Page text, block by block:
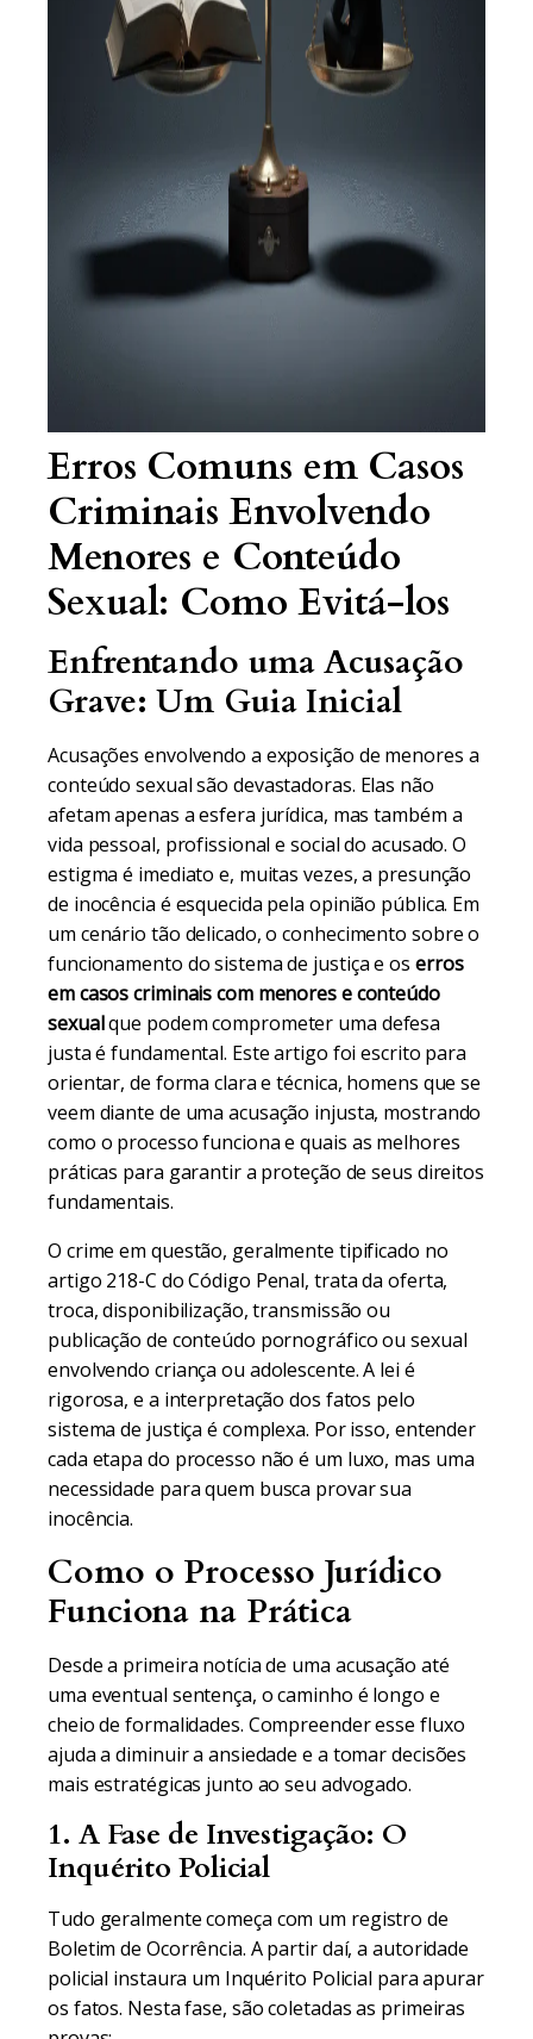
Erros Comuns em Casos
Criminais Envolvendo
Menores e Conteúdo
Sexual: Como Evitá-los
Enfrentando uma Acusação
Grave: Um Guia Inicial
Acusações envolvendo a exposição de menores a
conteúdo sexual são devastadoras. Elas não
afetam apenas a esfera jurídica, mas também a
vida pessoal, profissional e social do acusado. O
estigma é imediato e, muitas vezes, a presunção
de inocência é esquecida pela opinião pública. Em
um cenário tão delicado, o conhecimento sobre o
funcionamento do sistema de justiça e os erros
em casos criminais com menores e conteúdo
sexualque podem comprometer uma defesa
justa é fundamental. Este artigo foi escrito para
orientar, de forma clara e técnica, homens que se
veem diante de uma acusação injusta, mostrando
como o processo funciona e quais as melhores
práticas para garantir a proteção de seus direitos
fundamentais.
O crime em questão, geralmente tipificado no
artigo 218-C do Código Penal, trata da oferta,
troca, disponibilização, transmissão ou
publicação de conteúdo pornográfico ou sexual
envolvendo criança ou adolescente. A lei é
rigorosa, e a interpretação dos fatos pelo
sistema de justiça é complexa. Por isso, entender
cada etapa do processo não é um luxo, mas uma
necessidade para quem busca provar sua
inocência.
Como o Processo Jurídico
Funciona na Prática
Desde a primeira notícia de uma acusação até
uma eventual sentença, o caminho é longo e
cheio de formalidades. Compreender esse fluxo
ajuda a diminuir a ansiedade e a tomar decisões
mais estratégicas junto ao seu advogado.
1. A Fase de Investigação: O
Inquérito Policial
Tudo geralmente começa com um registro de
Boletim de Ocorrência. A partir daí, a autoridade
policial instaura um Inquérito Policial para apurar
os fatos. Nesta fase, são coletadas as primeiras